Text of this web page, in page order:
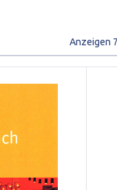
Anzeigen